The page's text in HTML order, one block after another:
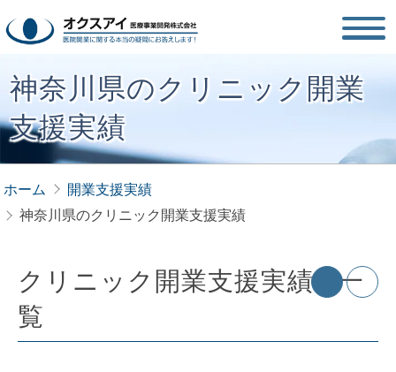
神奈川県のクリニック開業
支援実績
ホーム
開業支援実績
神奈川県のクリニック開業支援実績
クリニック開業支援実績 | 一
覧